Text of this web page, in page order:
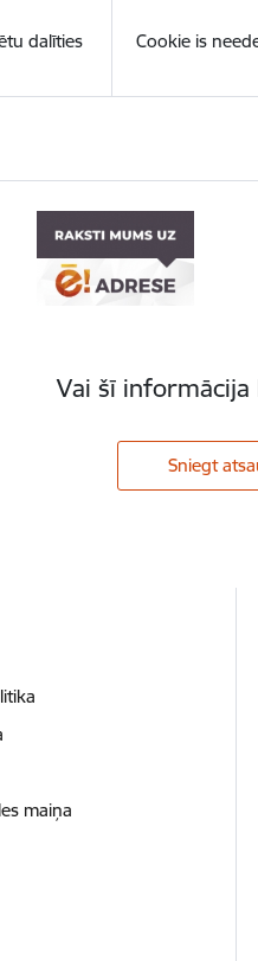
dalīties
Cookie is
Vai šī informācija
Sniegt
maiņa